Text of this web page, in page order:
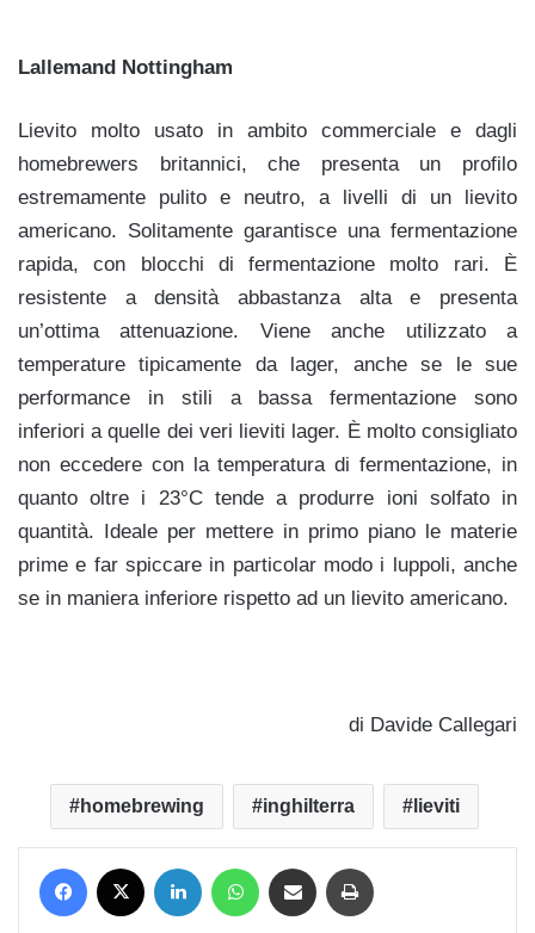
Lallemand Nottingham
Lievito molto usato in ambito commerciale e dagli
homebrewers britannici, che presenta un profilo
estremamente pulito e neutro, a livelli di un lievito
americano. Solitamente garantisce una fermentazione
rapida, con blocchi di fermentazione molto rari. È
resistente a densità abbastanza alta e presenta
un’ottima attenuazione. Viene anche utilizzato a
temperature tipicamente da lager, anche se le sue
performance in stili a bassa fermentazione sono
inferiori a quelle dei veri lieviti lager. È molto consigliato
non eccedere con la temperatura di fermentazione, in
quanto oltre i 23°C tende a produrre ioni solfato in
quantità. Ideale per mettere in primo piano le materie
prime e far spiccare in particolar modo i luppoli, anche
se in maniera inferiore rispetto ad un lievito americano.
di Davide Callegari
homebrewing inghilterra lieviti
Facebook LinkedIn WhatsApp Condividi via mail